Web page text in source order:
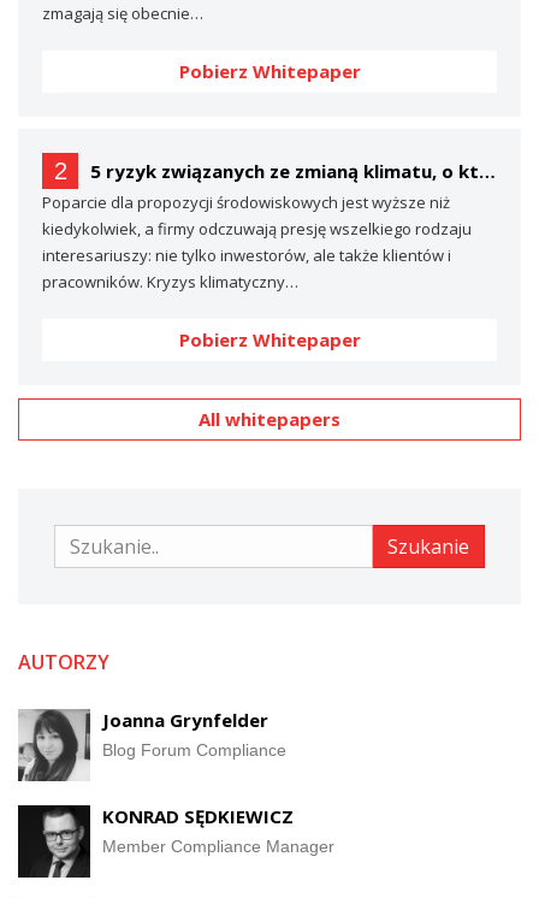
zmagają się obecnie…
Pobierz Whitepaper
2 5 ryzyk związanych ze zmianą klimatu, o których prawdopodobnie nie mówisz… (a powinieneś)
Poparcie dla propozycji środowiskowych jest wyższe niż
kiedykolwiek, a firmy odczuwają presję wszelkiego rodzaju
interesariuszy: nie tylko inwestorów, ale także klientów i
pracowników. Kryzys klimatyczny…
Pobierz Whitepaper
All whitepapers
Szukanie Szukanie
AUTORZY
Joanna Grynfelder
Blog Forum Compliance
KONRAD SĘDKIEWICZ
Member Compliance Manager